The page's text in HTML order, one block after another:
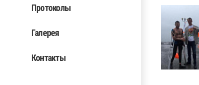
Протоколы
Галерея
Контакты